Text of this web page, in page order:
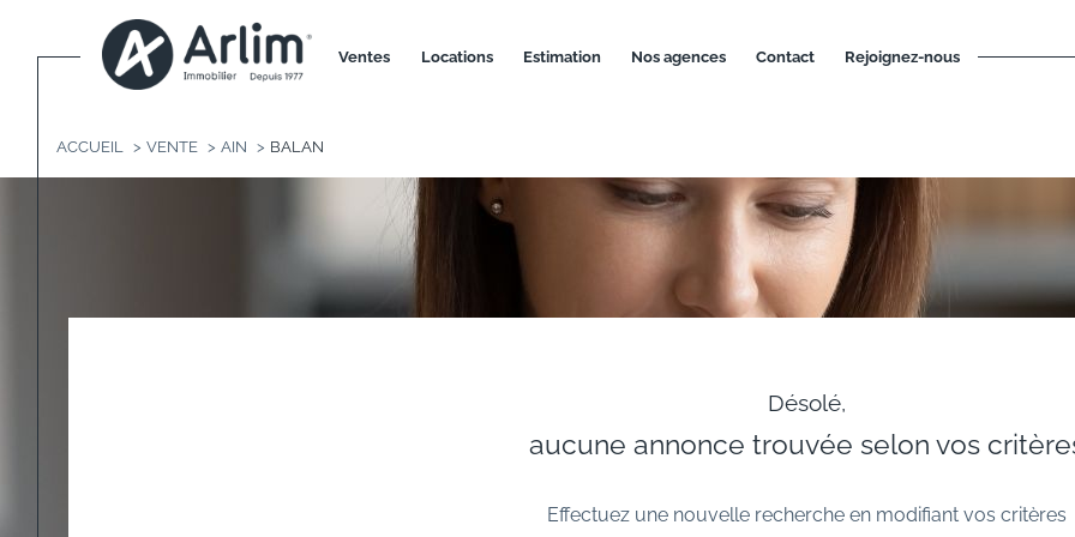
ventes locations estimation nos agences contact rejoignez-nous
ACCUEIL VENTE AIN BALAN
Désolé,
aucune annonce trouvée selon vos
Effectuez une nouvelle recherche en modifiant vos critères